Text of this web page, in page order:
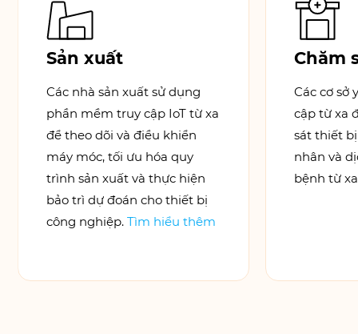
Sản xuất
Các nhà sản xuất sử dụng
phần mềm truy cập IoT từ xa
để theo dõi và điều khiển
máy móc, tối ưu hóa quy
trình sản xuất và thực hiện
bảo trì dự đoán cho thiết bị
công nghiệp.Tìm hiểu thêm
Chăm
Các cơ sở
cập từ xa
sát thiết
nhân và
bệnh từ